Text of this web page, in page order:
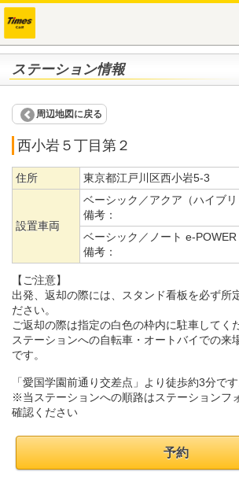
ステーション情報
周辺地図に戻る
西小岩５丁目第２
住所 東京都江戸川区西小岩5-3
設置車両
ベーシック／アクア（ハイブリ
備考：
ベーシック／ノート e-POWER
備考：
【ご注意】
出発、返却の際には、スタンド看板を必ず所
ださい。
ご返却の際は指定の白色の枠内に駐車してく
ステーションへの自転車・オートバイでの来
です。
「愛国学園前通り交差点」より徒歩約3分です
※当ステーションへの順路はステーションフ
確認ください
予約